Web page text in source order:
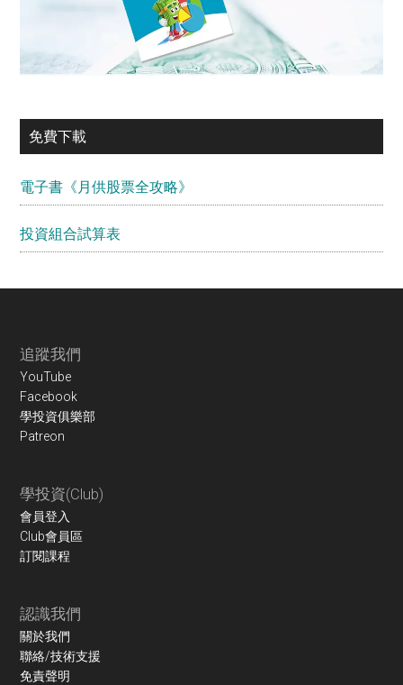
免費下載
電子書《月供股票全攻略》
投資組合試算表
Footer
追蹤我們
YouTube
Facebook
學投資俱樂部
Patreon
學投資(Club)
會員登入
Club會員區
訂閱課程
認識我們
關於我們
聯絡/技術支援
免責聲明